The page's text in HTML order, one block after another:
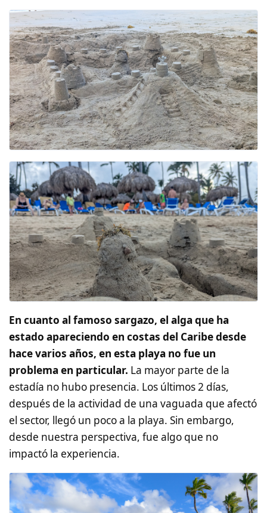
En cuanto al famoso sargazo, el alga que ha
estado apareciendo en costas del Caribe desde
hace varios años, en esta playa no fue un
problema en particular. La mayor parte de la
estadía no hubo presencia. Los últimos 2 días,
después de la actividad de una vaguada que afectó
el sector, llegó un poco a la playa. Sin embargo,
desde nuestra perspectiva, fue algo que no
impactó la experiencia.